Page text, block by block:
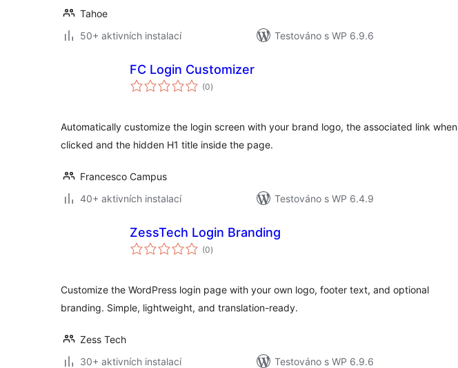
Tahoe
50+ aktivních instalací
Testováno s WP 6.9.6
FC Login Customizer
(0celkové
hodnocení
)
Automatically customize the login screen with your brand logo, the associated link when
clicked and the hidden H1 title inside the page.
Francesco Campus
40+ aktivních instalací
Testováno s WP 6.4.9
ZessTech Login Branding
(0celkové
hodnocení
)
Customize the WordPress login page with your own logo, footer text, and optional
branding. Simple, lightweight, and translation-ready.
Zess Tech
30+ aktivních instalací
Testováno s WP 6.9.6